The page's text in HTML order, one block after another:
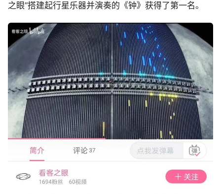
之眼”搭建起行星乐器并演奏的《钟》获得了第一名。